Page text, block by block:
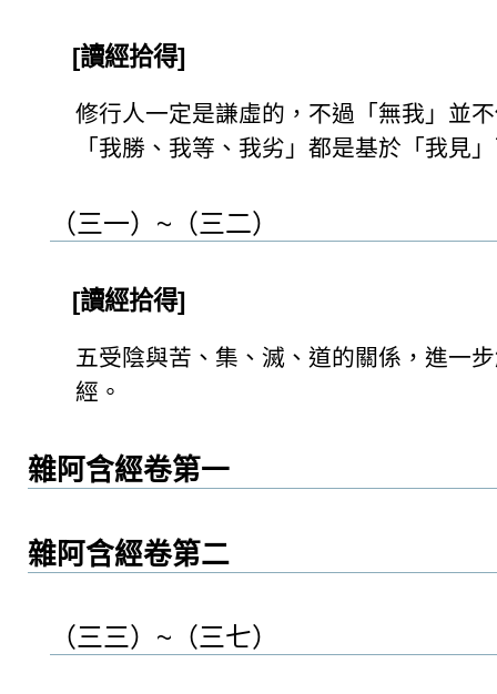
[讀經拾得]
修行人一定是謙虛的，不過「無我」並
「我勝、我等、我劣」都是基於「我見
（三一）~（三二）
[讀經拾得]
五受陰與苦、集、滅、道的關係，進一
經。
雜阿含經卷第一
雜阿含經卷第二
（三三）~（三七）